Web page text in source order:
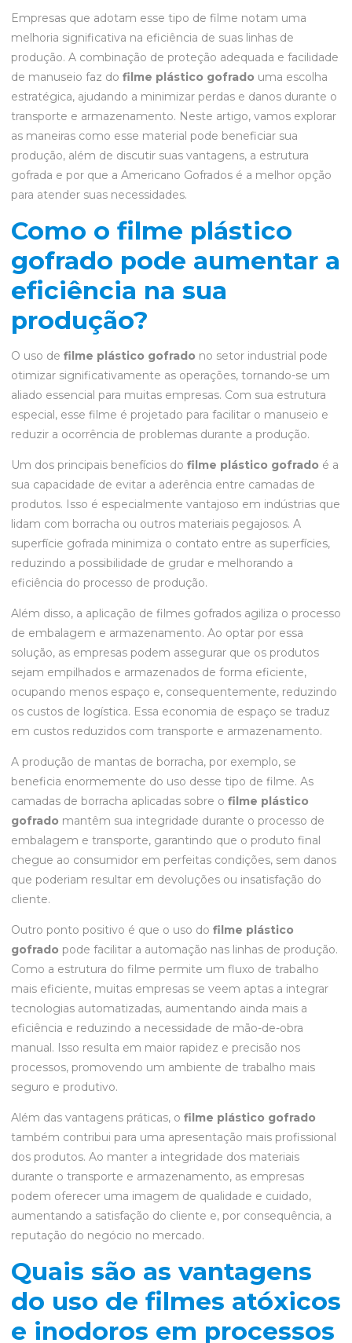
Empresas que adotam esse tipo de filme notam uma
melhoria significativa na eficiência de suas linhas de
produção. A combinação de proteção adequada e facilidade
de manuseio faz do filme plástico gofrado uma escolha
estratégica, ajudando a minimizar perdas e danos durante o
transporte e armazenamento. Neste artigo, vamos explorar
as maneiras como esse material pode beneficiar sua
produção, além de discutir suas vantagens, a estrutura
gofrada e por que a Americano Gofrados é a melhor opção
para atender suas necessidades.
Como o filme plástico
gofrado pode aumentar a
eficiência na sua
produção?
O uso de filme plástico gofrado no setor industrial pode
otimizar significativamente as operações, tornando-se um
aliado essencial para muitas empresas. Com sua estrutura
especial, esse filme é projetado para facilitar o manuseio e
reduzir a ocorrência de problemas durante a produção.
Um dos principais benefícios do filme plástico gofrado é a
sua capacidade de evitar a aderência entre camadas de
produtos. Isso é especialmente vantajoso em indústrias que
lidam com borracha ou outros materiais pegajosos. A
superfície gofrada minimiza o contato entre as superfícies,
reduzindo a possibilidade de grudar e melhorando a
eficiência do processo de produção.
Além disso, a aplicação de filmes gofrados agiliza o processo
de embalagem e armazenamento. Ao optar por essa
solução, as empresas podem assegurar que os produtos
sejam empilhados e armazenados de forma eficiente,
ocupando menos espaço e, consequentemente, reduzindo
os custos de logística. Essa economia de espaço se traduz
em custos reduzidos com transporte e armazenamento.
A produção de mantas de borracha, por exemplo, se
beneficia enormemente do uso desse tipo de filme. As
camadas de borracha aplicadas sobre o filme plástico
gofrado mantêm sua integridade durante o processo de
embalagem e transporte, garantindo que o produto final
chegue ao consumidor em perfeitas condições, sem danos
que poderiam resultar em devoluções ou insatisfação do
cliente.
Outro ponto positivo é que o uso do filme plástico
gofrado pode facilitar a automação nas linhas de produção.
Como a estrutura do filme permite um fluxo de trabalho
mais eficiente, muitas empresas se veem aptas a integrar
tecnologias automatizadas, aumentando ainda mais a
eficiência e reduzindo a necessidade de mão-de-obra
manual. Isso resulta em maior rapidez e precisão nos
processos, promovendo um ambiente de trabalho mais
seguro e produtivo.
Além das vantagens práticas, o filme plástico gofrado
também contribui para uma apresentação mais profissional
dos produtos. Ao manter a integridade dos materiais
durante o transporte e armazenamento, as empresas
podem oferecer uma imagem de qualidade e cuidado,
aumentando a satisfação do cliente e, por consequência, a
reputação do negócio no mercado.
Quais são as vantagens
do uso de filmes atóxicos
e inodoros em processos